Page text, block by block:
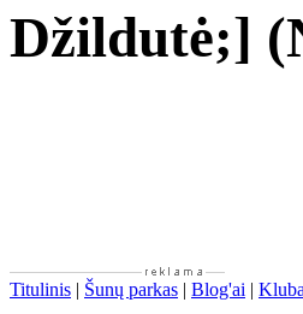
Džildutė;]
Titulinis | Šunų parkas | Blog'ai |